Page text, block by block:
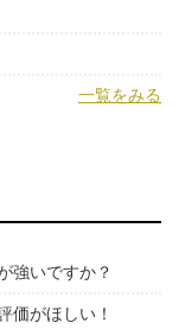
一覧をみる
強いですか？
価がほしい！